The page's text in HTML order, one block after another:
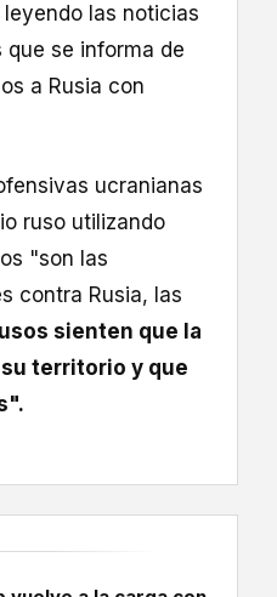
las noticias
que se informa de
a Rusia con
ucranianas
ruso utilizando
"son las
contra Rusia, las
sienten que la
territorio y que